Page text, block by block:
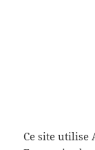
Ce site utilise